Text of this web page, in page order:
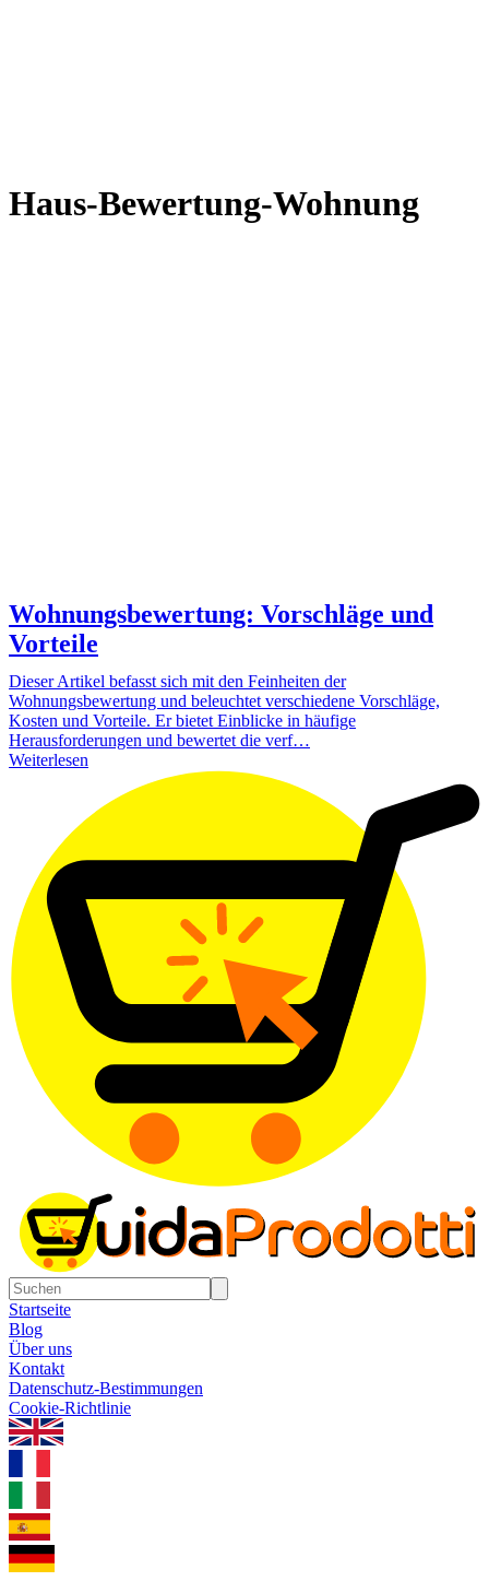
Haus-Bewertung-Wohnung
Wohnungsbewertung: Vorschläge und
Vorteile
Dieser Artikel befasst sich mit den Feinheiten der
Wohnungsbewertung und beleuchtet verschiedene Vorschläge,
Kosten und Vorteile. Er bietet Einblicke in häufige
Herausforderungen und bewertet die verf…
Weiterlesen
Startseite
Blog
Über uns
Kontakt
Datenschutz-Bestimmungen
Cookie-Richtlinie